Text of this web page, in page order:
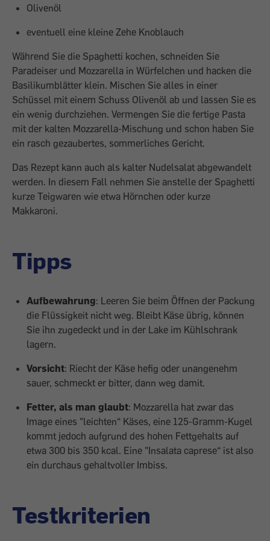
Olivenöl
eventuell eine kleine Zehe Knoblauch
Während Sie die Spaghetti kochen, schneiden Sie
Paradeiser und Mozzarella in Würfelchen und hacken die
Basilikumblätter klein. Mischen Sie alles in einer
Schüssel mit einem Schuss Olivenöl ab und lassen Sie es
ein wenig durchziehen. Vermengen Sie die fertige Pasta
mit der kalten Mozzarella-Mischung und schon haben Sie
ein rasch gezaubertes, sommerliches Gericht.
Das Rezept kann auch als kalter Nudel­salat abgewandelt
werden. In diesem Fall nehmen Sie anstelle der Spaghetti
kurze Teigwaren wie etwa Hörnchen oder kurze
Makkaroni.
Tipps
Aufbewahrung: Leeren Sie beim Öffnen der Packung
die Flüssigkeit nicht weg. Bleibt Käse übrig, können
Sie ihn zugedeckt und in der Lake im Kühlschrank
lagern.
Vorsicht: Riecht der Käse hefig oder unangenehm
sauer, schmeckt er bitter, dann weg damit.
Fetter, als man glaubt: Mozzarella hat zwar das
Image eines "leichten“ Käses, eine 125-Gramm-Kugel
kommt jedoch aufgrund des hohen Fettgehalts auf
etwa 300 bis 350 kcal. Eine "Insalata caprese“ ist also
ein durchaus gehaltvoller Imbiss.
Testkriterien